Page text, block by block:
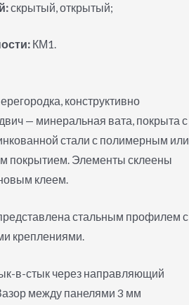
скрытый, открытый;
КМ1.
конструктивно
— минеральная вата, покрыта с
стали с полимерным или
покрытием. Элементы склеены
клеем.
стальным профилем с
креплениями.
в-стык через направляющий
между панелями 3 мм